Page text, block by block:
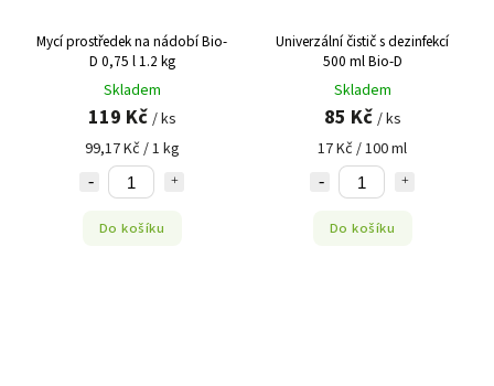
Mycí prostředek na nádobí Bio-
D 0,75 l 1.2 kg
Skladem
119 Kč / ks
99,17 Kč / 1 kg
Do košíku
Univerzální čistič s dezinfekcí
500 ml Bio-D
Skladem
85 Kč / ks
17 Kč / 100 ml
Do košíku